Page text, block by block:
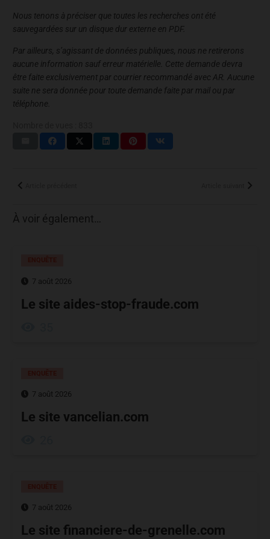
Nous tenons à préciser que toutes les recherches ont été
sauvegardées sur un disque dur externe en PDF.
Par ailleurs, s’agissant de données publiques, nous ne retirerons
aucune information sauf erreur matérielle. Cette demande devra
être faite exclusivement par courrier recommandé avec AR. Aucune
suite ne sera donnée pour toute demande faite par mail ou par
téléphone.
À voir également…
7 août 2026
Le site aides-stop-fraude.com
7 août 2026
Le site vancelian.com
7 août 2026
Le site financiere-de-grenelle.com